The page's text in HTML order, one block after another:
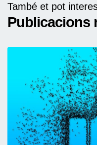
També et pot
Publicacions